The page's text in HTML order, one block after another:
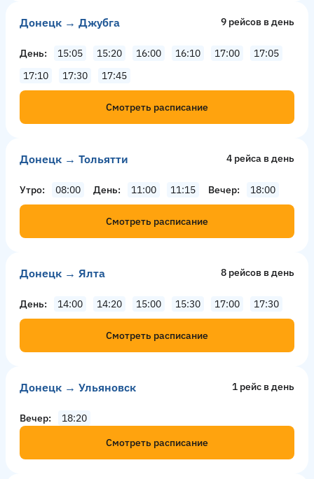
Донецк → Джубга 9 рейсов в день
День 15:05 15:20 16:00 16:10 17:00
17:05
17:10
17:30 17:45
Смотреть расписание
Донецк → Тольятти 4 рейсa в день
Утро 08:00 День 11:00 11:15 Вечер 18:00
Смотреть расписание
Донецк → Ялта 8 рейсов в день
День 14:00 14:20 15:00 15:30 17:00 17:30
Смотреть расписание
Донецк → Ульяновск 1 рейс в день
Вечер
18:20
Смотреть расписание